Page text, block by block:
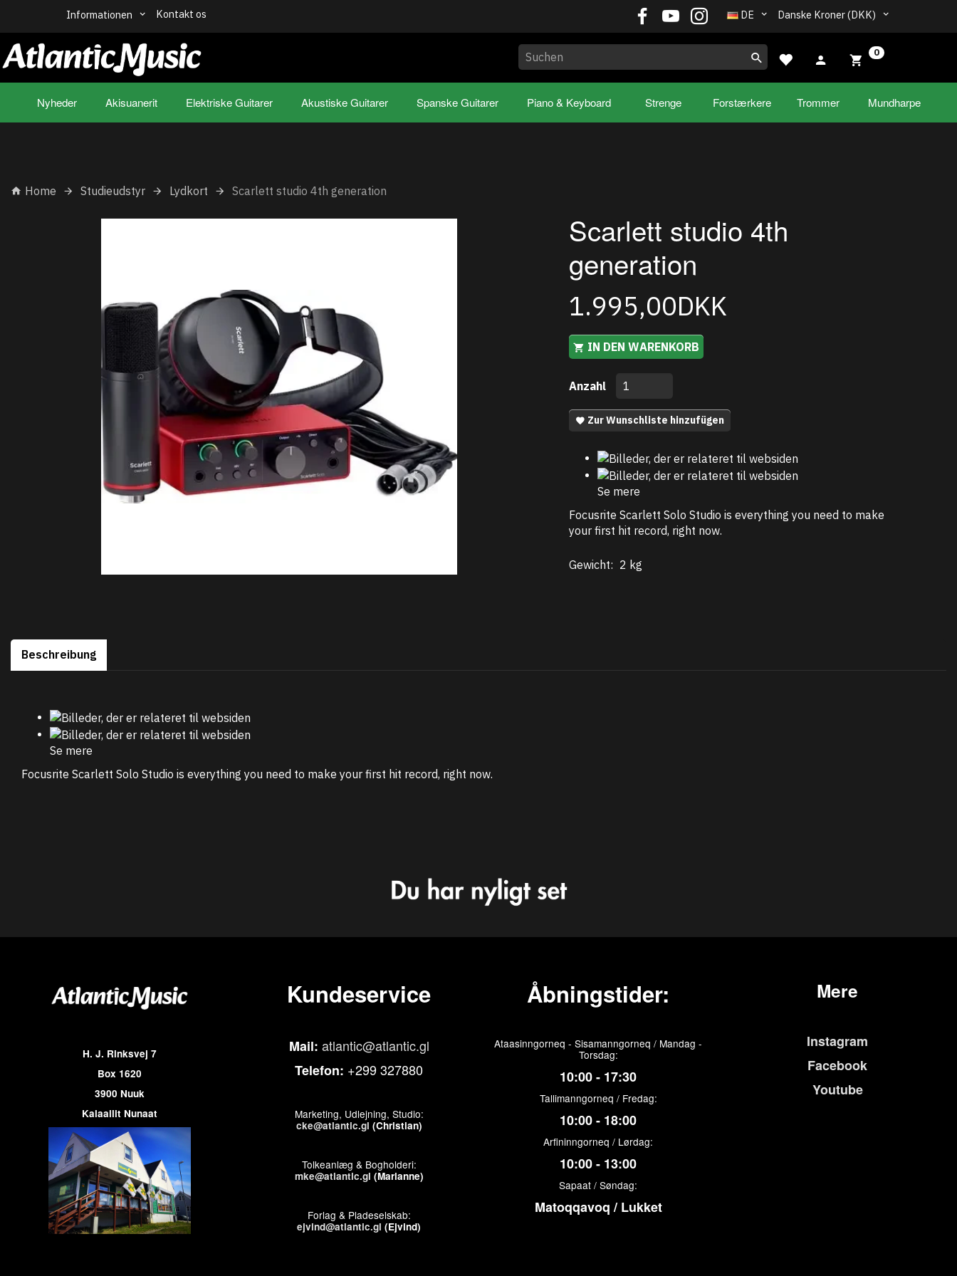
Danske Kroner (DKK)
DE
Informationen Kontakt os
0
Nyheder Akisuanerit Elektriske Guitarer Akustiske Guitarer Spanske Guitarer Piano & Keyboard Strenge Forstærkere Trommer Mundharpe
Home Studieudstyr Lydkort Scarlett studio 4th generation
Scarlett studio 4th
generation
1.995,00DKK
IN DEN WARENKORB
Anzahl
Zur Wunschliste hinzufügen
Se mere
Focusrite Scarlett Solo Studio is everything you need to make
your first hit record, right now.
Gewicht: 2 kg
Beschreibung
Se mere
Focusrite Scarlett Solo Studio is everything you need to make your first hit record, right now.
H. J. Rinksvej 7
Box 1620
3900 Nuuk
Kalaallit Nunaat
Kundeservice
Mail: atlantic@atlantic.gl
Telefon: +299 327880
Marketing, Udlejning, Studio:
cke@atlantic.gl (Christian)
Tolkeanlæg & Bogholderi:
mke@atlantic.gl (Marianne)
Forlag & Pladeselskab:
ejvind@atlantic.gl (Ejvind)
Åbningstider:
Ataasinngorneq - Sisamanngorneq / Mandag -
Torsdag:
10:00 - 17:30
Tallimanngorneq / Fredag:
10:00 - 18:00
Arfininngorneq / Lørdag:
10:00 - 13:00
Sapaat / Søndag:
Matoqqavoq / Lukket
Mere
Instagram
Facebook
Youtube